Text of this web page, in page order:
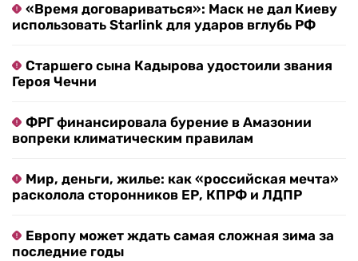
«Время договариваться»: Маск не дал Киеву
использовать Starlink для ударов вглубь РФ
Старшего сына Кадырова удостоили звания
Героя Чечни
ФРГ финансировала бурение в Амазонии
вопреки климатическим правилам
Мир, деньги, жилье: как «российская мечта»
расколола сторонников ЕР, КПРФ и ЛДПР
Европу может ждать самая сложная зима за
последние годы